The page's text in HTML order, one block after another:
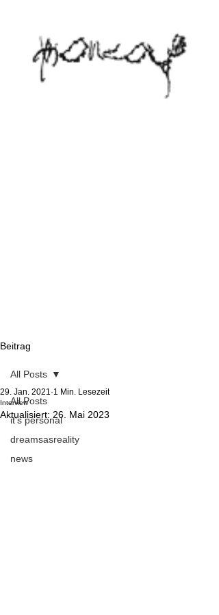
Beitrag
All Posts
it's personal
dreamsasreality
news
All Posts
Interview
29. Jan. 2021 1 Min. Lesezeit
Aktualisiert: 26. Mai 2023